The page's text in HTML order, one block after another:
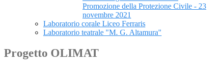
Promozione della Protezione Civile - 23
novembre 2021
Laboratorio corale Liceo Ferraris
Laboratorio teatrale "M. G. Altamura"
Progetto OLIMAT